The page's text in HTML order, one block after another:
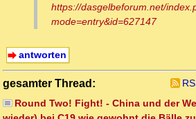
https://dasgelbeforum.net/
mode=entry&id=627147
antworten
gesamter Thread:
Round Two! Fight! - China und der